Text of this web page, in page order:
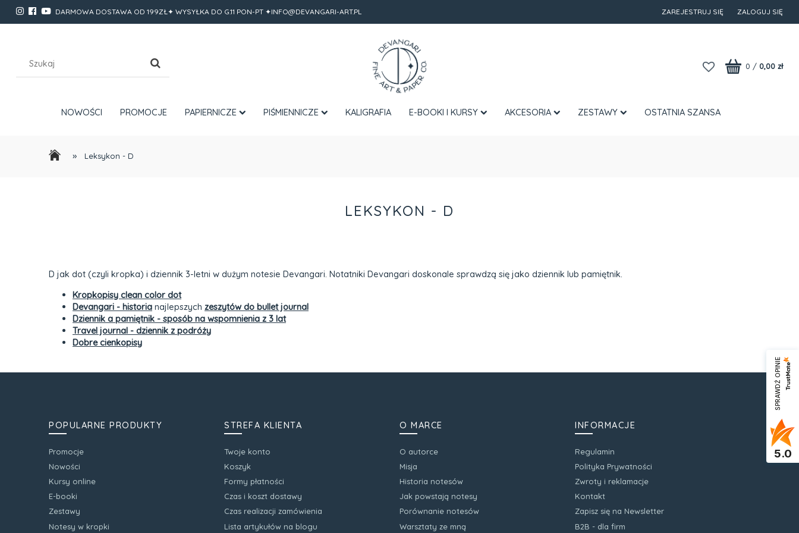
DARMOWA DOSTAWA OD 199ZŁ✦ WYSYŁKA DO G.11 PON-PT ✦INFO@DEVANGARI-ART.PL ZAREJESTRUJ SIĘ ZALOGUJ SIĘ
0 / 0,00 zł
NOWOŚCI PROMOCJE PAPIERNICZE PIŚMIENNICZE KALIGRAFIA E-BOOKI I KURSY AKCESORIA ZESTAWY OSTATNIA SZANSA
» Leksykon - D
LEKSYKON - D
D jak dot (czyli kropka) i dziennik 3-letni w dużym notesie Devangari. Notatniki Devangari doskonale sprawdzą się jako dziennik lub pamiętnik.
Kropkopisy clean color dot
Devangari - historia najlepszych zeszytów do bullet journal
Dziennik a pamiętnik - sposób na wspomnienia z 3 lat
Travel journal - dziennik z podróży
Dobre cienkopisy
POPULARNE PRODUKTY
Promocje
Nowości
Kursy online
E-booki
Zestawy
Notesy w kropki
STREFA KLIENTA
Twoje konto
Koszyk
Formy płatności
Czas i koszt dostawy
Czas realizacji zamówienia
Lista artykułów na blogu
O MARCE
O autorce
Misja
Historia notesów
Jak powstają notesy
Porównanie notesów
Warsztaty ze mną
INFORMACJE
Regulamin
Polityka Prywatności
Zwroty i reklamacje
Kontakt
Zapisz się na Newsletter
B2B - dla firm
SPRAWDŹ OPINIE
5.0